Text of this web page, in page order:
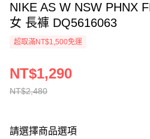
NIKE AS W NSW PHNX
女 長褲 DQ5616063
超取滿NT$1,500免運
NT$2,480
NT$1,290
請選擇商品選項